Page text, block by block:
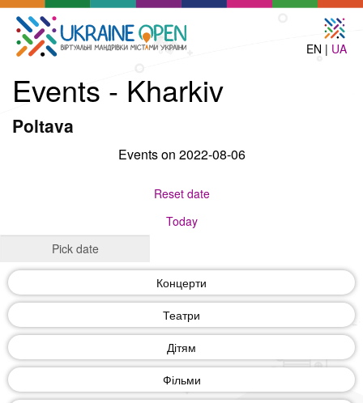
EN | UA
Events - Kharkiv
Poltava
Events on 2022-08-06
Reset date
Today
Концерти
Театри
Дітям
Фільми